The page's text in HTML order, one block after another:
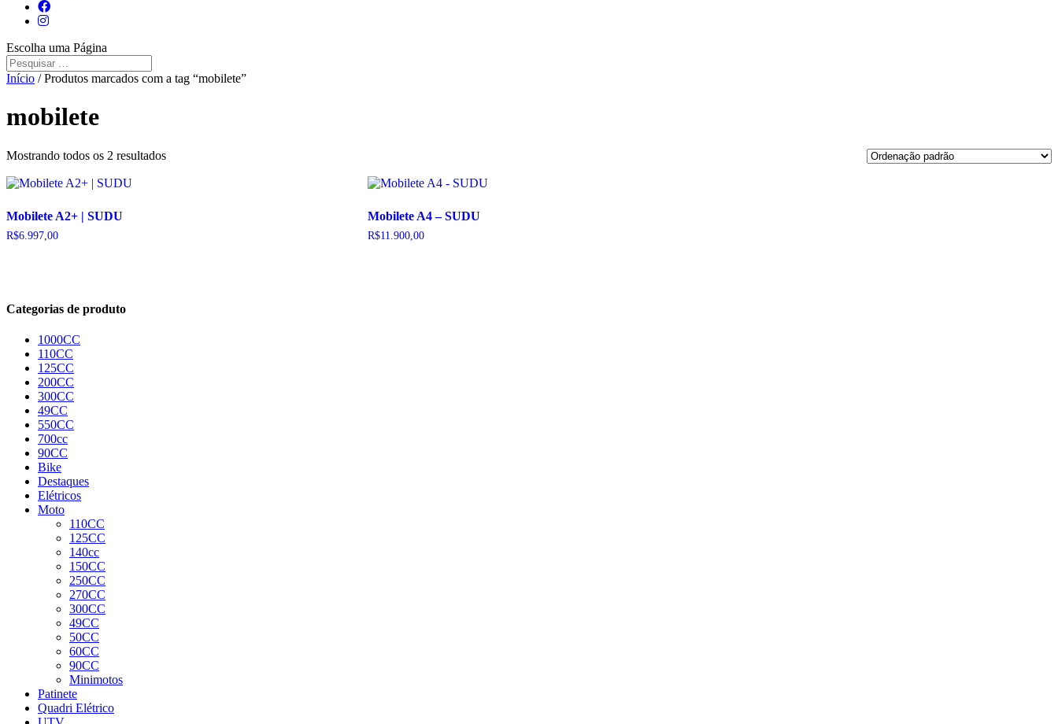
Escolha uma Página
Início / Produtos marcados com a tag “mobilete”
mobilete
Mostrando todos os 2 resultados
Mobilete A2+ | SUDU
R$6.997,00
Mobilete A4 – SUDU
R$11.900,00
Categorias de produto
1000CC
110CC
125CC
200CC
300CC
49CC
550CC
700cc
90CC
Bike
Destaques
Elétricos
Moto
110CC
125CC
140cc
150CC
250CC
270CC
300CC
49CC
50CC
60CC
90CC
Minimotos
Patinete
Quadri Elétrico